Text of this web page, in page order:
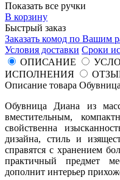
Показать все ручки
В корзину
Быстрый заказ
Заказать комод по Вашим
Условия доставки Сроки
ОПИСАНИЕ
ИСПОЛНЕНИЯ
Описание товара
Обувница Диана из
вместительным,
свойственна
дизайна, стиль и
справятся с хранением
практичный предмет
дополнит интерьер